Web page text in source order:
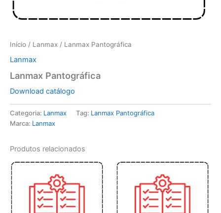
Início / Lanmax / Lanmax Pantográfica
Lanmax
Lanmax Pantográfica
Download catálogo
Categoria: Lanmax Tag: Lanmax Pantográfica
Marca: Lanmax
Produtos relacionados